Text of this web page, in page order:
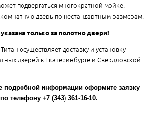
подвергаться многократной мойке.
дверь по нестандартным размерам.
только за полотно двери!
осуществляет доставку и установку
дверей в Екатеринбурге и Свердловской
подробной информации оформите заявку
телефону +7 (343) 361-16-10.